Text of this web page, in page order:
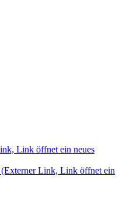
Link öffnet ein neues
(Externer Link, Link öffnet ein